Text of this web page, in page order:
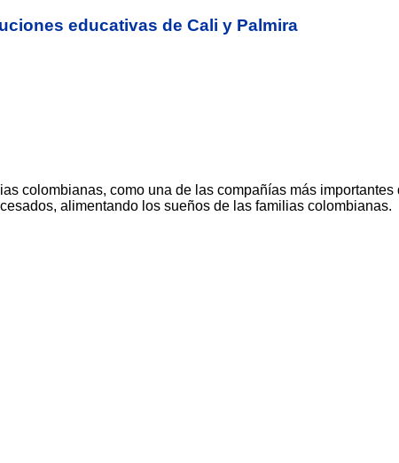
educativas de Cali y Palmira
colombianas, como una de las compañías más importantes
alimentando los sueños de las familias colombianas.